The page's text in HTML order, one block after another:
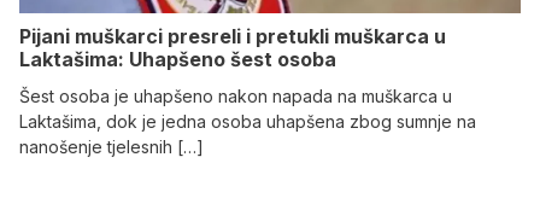
Pijani muškarci presreli i pretukli muškarca u
Laktašima: Uhapšeno šest osoba
Šest osoba je uhapšeno nakon napada na muškarca u
Laktašima, dok je jedna osoba uhapšena zbog sumnje na
nanošenje tjelesnih […]